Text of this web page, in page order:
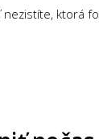
nezistíte, ktorá